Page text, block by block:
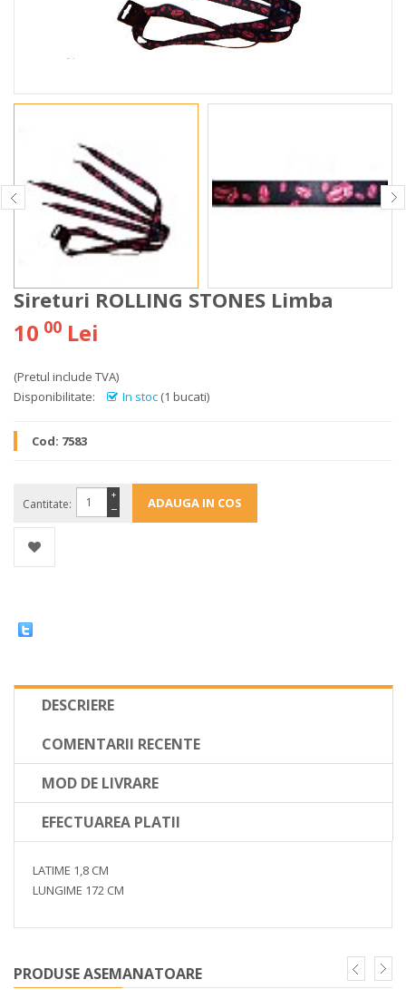
Sireturi ROLLING STONES Limba
10 00 Lei
(Pretul include TVA)
Disponibilitate:
In stoc (1 bucati)
Cod: 7583
Cantitate: −
+
DESCRIERE
COMENTARII RECENTE
MOD DE LIVRARE
EFECTUAREA PLATII
LATIME 1,8 CM
LUNGIME 172 CM
PRODUSE ASEMANATOARE